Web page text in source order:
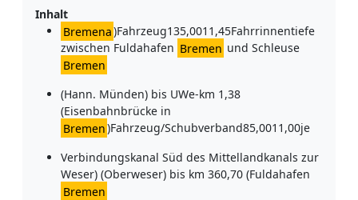
Inhalt
Bremena)Fahrzeug135,0011,45Fahrrinnentiefe
zwischen Fuldahafen Bremen und Schleuse
Bremen
(Hann. Münden) bis UWe-km 1,38
(Eisenbahnbrücke in
Bremen)Fahrzeug/Schubverband85,0011,00je
Verbindungskanal Süd des Mittellandkanals zur
Weser) (Oberweser) bis km 360,70 (Fuldahafen
Bremen